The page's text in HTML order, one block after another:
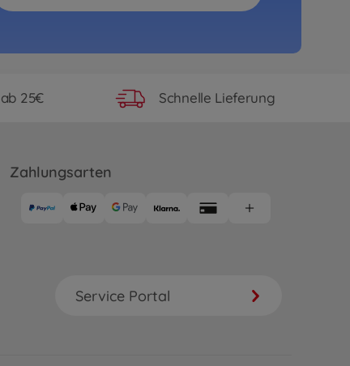
25€ Schnelle Lieferung
Zahlungsarten
Service Portal